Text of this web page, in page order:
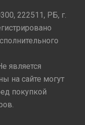
222511, РБ, г.
является
на сайте могут
покупкой